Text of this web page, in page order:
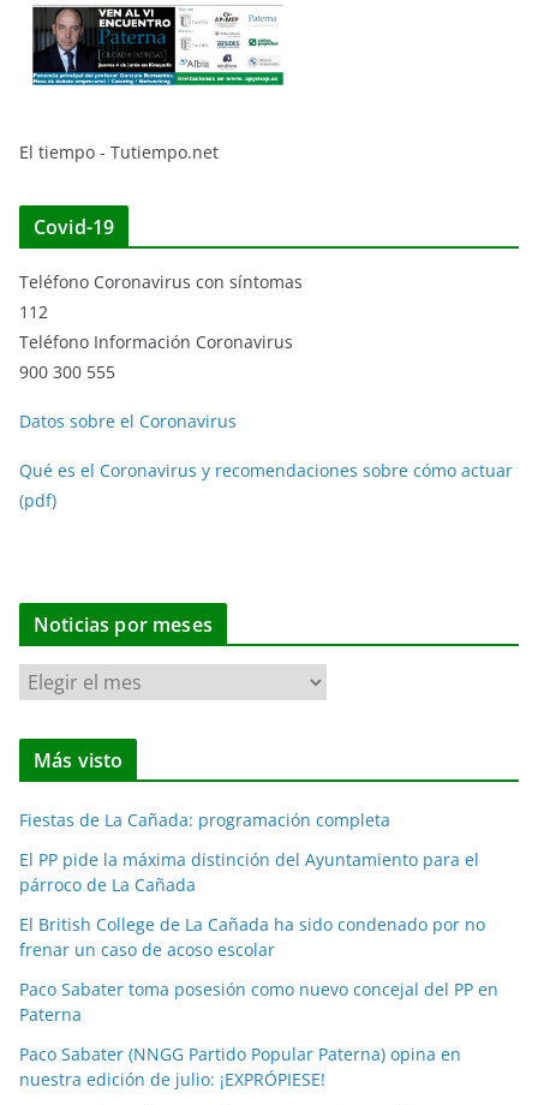
El tiempo - Tutiempo.net
Covid-19
Teléfono Coronavirus con síntomas
112
Teléfono Información Coronavirus
900 300 555
Datos sobre el Coronavirus
Qué es el Coronavirus y recomendaciones sobre cómo actuar
(pdf)
Noticias por meses
N
o
t
i
a
s
p
o
m
s
Más visto
Fiestas de La Cañada: programación completa
El PP pide la máxima distinción del Ayuntamiento para el
párroco de La Cañada
El British College de La Cañada ha sido condenado por no
frenar un caso de acoso escolar
Paco Sabater toma posesión como nuevo concejal del PP en
Paterna
Paco Sabater (NNGG Partido Popular Paterna) opina en
nuestra edición de julio: ¡EXPRÓPIESE!